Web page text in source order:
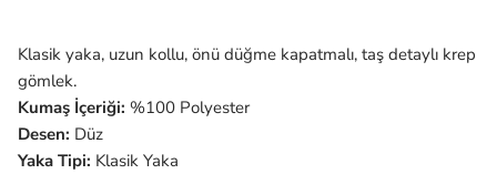
Klasik yaka, uzun kollu, önü düğme kapatmalı, taş detaylı krep
gömlek.
Kumaş İçeriği: %100 Polyester
Desen: Düz
Yaka Tipi: Klasik Yaka